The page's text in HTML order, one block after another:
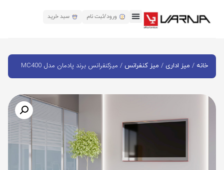
ورود/ثبت نام سبد خرید
خانه / میز اداری / میز کنفرانس / میزکنفرانس برند پادمان مدل MC400